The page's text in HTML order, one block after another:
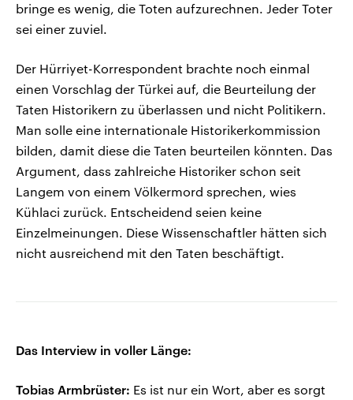
bringe es wenig, die Toten aufzurechnen. Jeder Toter
sei einer zuviel.
Der Hürriyet-Korrespondent brachte noch einmal
einen Vorschlag der Türkei auf, die Beurteilung der
Taten Historikern zu überlassen und nicht Politikern.
Man solle eine internationale Historikerkommission
bilden, damit diese die Taten beurteilen könnten. Das
Argument, dass zahlreiche Historiker schon seit
Langem von einem Völkermord sprechen, wies
Kühlaci zurück. Entscheidend seien keine
Einzelmeinungen. Diese Wissenschaftler hätten sich
nicht ausreichend mit den Taten beschäftigt.
Das Interview in voller Länge:
Tobias Armbrüster: Es ist nur ein Wort, aber es sorgt